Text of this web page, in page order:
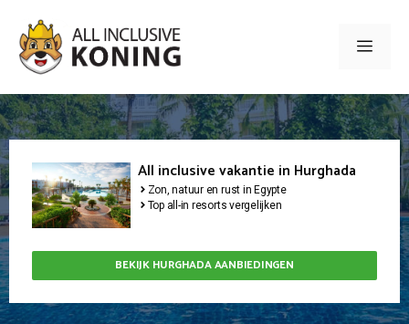
naar
inhoud
Menu
All inclusive vakantie in Hurghada
Zon, natuur en rust in Egypte
Top all-in resorts vergelijken
BEKIJK HURGHADA AANBIEDINGEN